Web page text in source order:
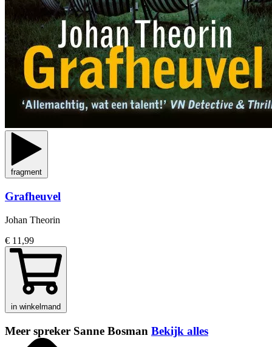
fragment
Grafheuvel
Johan Theorin
€ 11,99
in winkelmand
Meer spreker Sanne Bosman Bekijk alles